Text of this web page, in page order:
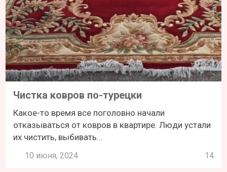
Чистка ковров по-турецки
Какое-то время все поголовно начали
отказываться от ковров в квартире. Люди устали
их чистить, выбивать...
10 июня, 2024 14